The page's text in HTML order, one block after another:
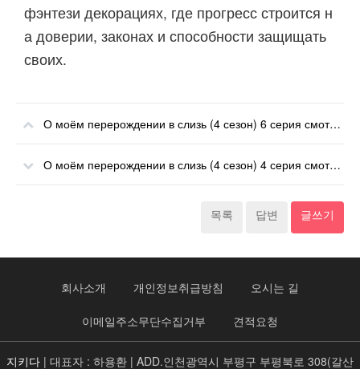
фэнтези декорациях, где прогресс строится н
а доверии, законах и способности защищать
своих.
О моём перерождении в слизь (4 сезон) 6 серия смотреть онлайн в хорошем качестве Телеграм
О моём перерождении в слизь (4 сезон) 4 серия смотреть онлайн в хорошем качестве Телеграм
목록 답변 글쓰기
회사소개 개인정보취급방침 오시는 길
이메일주소무단수집거부 견적요청
지키다 | 대표자 : 하용환 | ADD.인천광역시 부평구 부평북로 308(갈산